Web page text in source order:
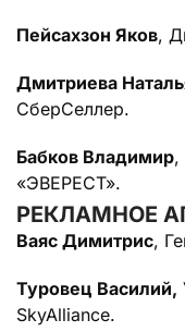
Пейсахзон Яков,
Дмитриева
СберСеллер.
Бабков Владимир,
«ЭВЕРЕСТ».
РЕКЛАМНОЕ
Ваяс Димитрис,
Туровец Василий,
SkyAlliance.